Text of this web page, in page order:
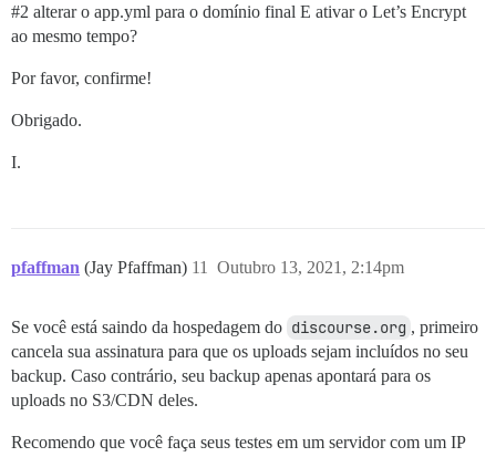
#2 alterar o app.yml para o domínio final E ativar o Let’s Encrypt
ao mesmo tempo?
Por favor, confirme!
Obrigado.
I.
pfaffman (Jay Pfaffman) Outubro 13, 2021, 2:14pm
11
Se você está saindo da hospedagem do discourse.org , primeiro
cancela sua assinatura para que os uploads sejam incluídos no seu
backup. Caso contrário, seu backup apenas apontará para os
uploads no S3/CDN deles.
Recomendo que você faça seus testes em um servidor com um IP